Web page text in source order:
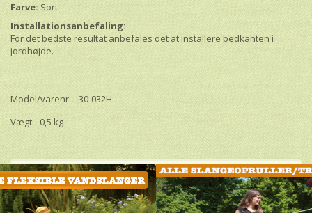
Farve: Sort
Installationsanbefaling:
For det bedste resultat anbefales det at installere bedkanten i
jordhøjde.
Model/varenr.: 30-032H
Vægt: 0,5 kg